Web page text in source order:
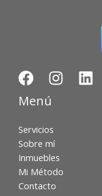
Menú
Servicios
Sobre mí
Inmuebles
Mi Método
Contacto